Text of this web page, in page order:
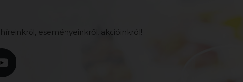
eseményeinkről, akcióinkról!